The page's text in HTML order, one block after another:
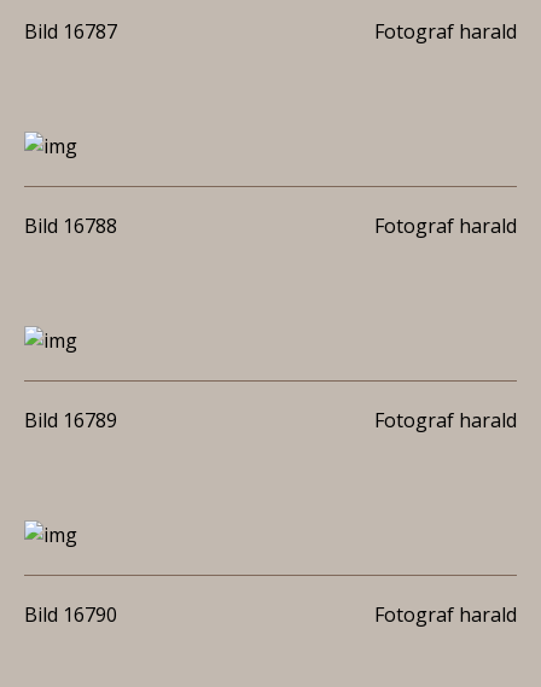
Bild 16787 Fotograf harald
Bild 16788 Fotograf harald
Bild 16789 Fotograf harald
Bild 16790 Fotograf harald